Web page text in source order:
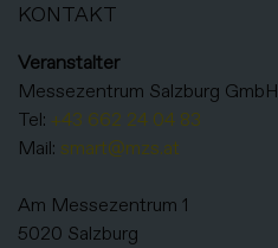
KONTAKT
Veranstalter
Messezentrum Salzburg GmbH
Tel: +43 662 24 04 83
Mail: smart@mzs.at
Am Messezentrum 1
5020 Salzburg